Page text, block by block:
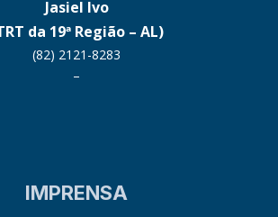
Jasiel Ivo
da 19ª Região – AL)
(82) 2121-8283
–
IMPRENSA